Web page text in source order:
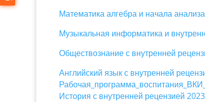
Математика алгебра и начала
Музыкальная информатика и
Обществознание с внутренней
Английский язык с внутренней
История с внутренней рецензией 2023